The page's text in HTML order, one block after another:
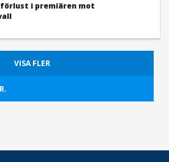
förlust i premiären mot
VISA FLER